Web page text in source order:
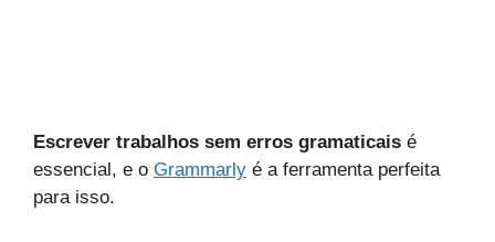
Escrever trabalhos sem erros gramaticais é
essencial, e o Grammarly é a ferramenta perfeita
para isso.